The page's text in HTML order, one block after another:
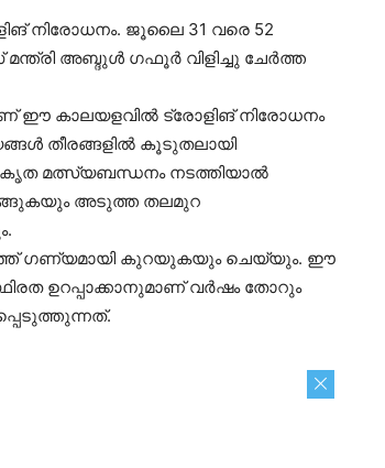
നിരോധനം. ജൂലൈ 31 വരെ 52
അബ്ദുള്‍ ഗഫൂര്‍ വിളിച്ചു ചേര്‍ത്ത
ഈ കാലയളവില്‍ ട്രോളിങ് നിരോധനം
തീരങ്ങളില്‍ കൂടുതലായി
മത്സ്യബന്ധനം നടത്തിയാല്‍
അടുത്ത തലമുറ
ഗണ്യമായി കുറയുകയും ചെയ്യും. ഈ
ഉറപ്പാക്കാനുമാണ് വര്‍ഷം തോറും